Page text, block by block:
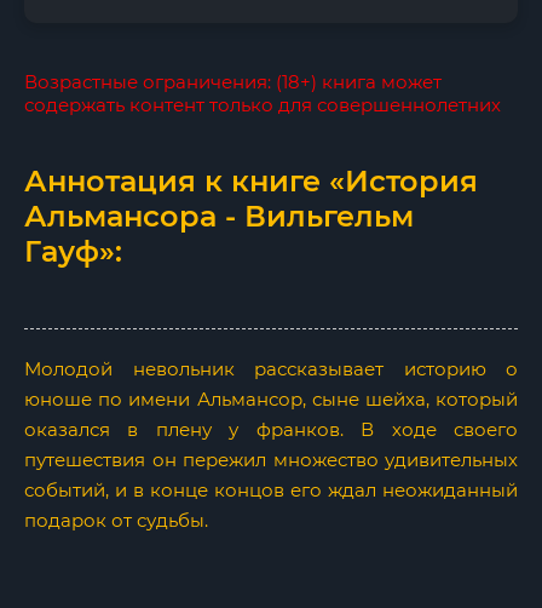
Возрастные ограничения: (18+) книга может
содержать контент только для совершеннолетних
Аннотация к книге «История
Альмансора - Вильгельм
Гауф»:
Молодой невольник рассказывает историю о
юноше по имени Альмансор, сыне шейха, который
оказался в плену у франков. В ходе своего
путешествия он пережил множество удивительных
событий, и в конце концов его ждал неожиданный
подарок от судьбы.